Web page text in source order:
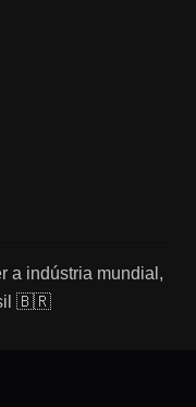
a indústria mundial,
🇧🇷